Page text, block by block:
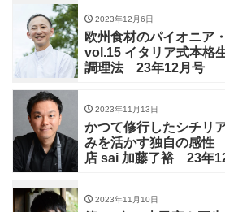
2023年12月6日
欧州食材のパイオニア
vol.15 イタリア式本格
調理法 23年12月号
2023年11月13日
かつて修行したシチリ
みを活かす独自の感性
店 sai 加藤了裕 23年
2023年11月10日